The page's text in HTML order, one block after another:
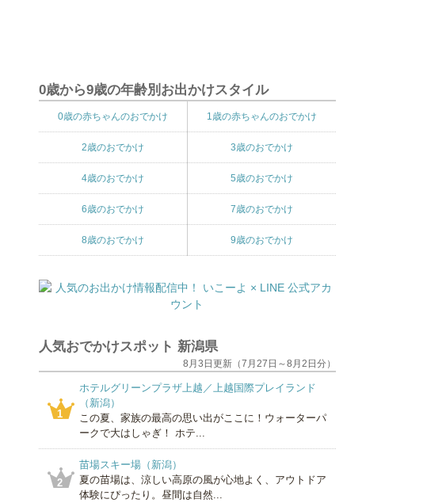
0歳から9歳の年齢別お出かけスタイル
0歳の赤ちゃんのおでかけ 1歳の赤ちゃんのおでかけ
2歳のおでかけ 3歳のおでかけ
4歳のおでかけ 5歳のおでかけ
6歳のおでかけ 7歳のおでかけ
8歳のおでかけ 9歳のおでかけ
人気おでかけスポット 新潟県
8月3日更新（7月27日～8月2日分）
1
ホテルグリーンプラザ上越／上越国際プレイランド
（新潟）
この夏、家族の最高の思い出がここに！ウォーターパ
ークで大はしゃぎ！ ホテ...
2
苗場スキー場（新潟）
夏の苗場は、涼しい高原の風が心地よく、アウトドア
体験にぴったり。昼間は自然...